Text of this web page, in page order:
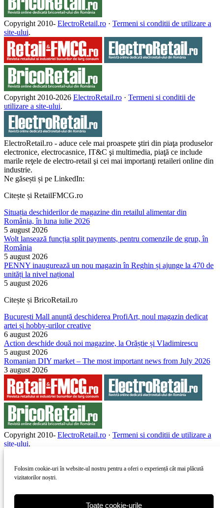
Copyright 2010- ElectroRetail.ro · Termeni si conditii de utilizare a
site-ului.
Copyright 2010-2026 ElectroRetail.ro · Termeni si conditii de
utilizare a site-ului.
ElectroRetail.ro - aduce cele mai proaspete ştiri din piaţa produselor
electronice, electrocasnice, IT&C şi multimedia, piaţă ce include
marile reţele de electro-retail şi cei mai importanţi retaileri online din
industrie.
Ne găsești și pe LinkedIn:
Citește și RetailFMCG.ro
Situația deschiderilor de magazine din retailul alimentar din
România, în luna iulie 2026
5 august 2026
Wolt lansează funcția split payments, pentru comenzile de grup, în
România
5 august 2026
PENNY inaugurează un nou magazin în Reghin și ajunge la 470 de
unități la nivel național
5 august 2026
Citește și BricoRetail.ro
București Mall anunță deschiderea ProfiArt, noul magazin dedicat
artei și hobby-urilor creative
6 august 2026
Action deschide două noi magazine, la Orăștie și Vladimirescu
5 august 2026
Romanian DIY market – The most important news from July 2026
3 august 2026
Copyright 2010- ElectroRetail.ro · Termeni si conditii de utilizare a
site-ului.
Folosim cookie-uri în website-ul nostru pentru a oferi o experiență cât mai plăcută
vizitatorilor noștri.
Toate cookie-urile